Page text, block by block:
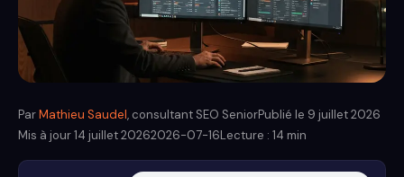
ParMathieu Saudel, consultant SEO SeniorPublié le 9 juillet 2026
Mis à jour 14 juillet 20262026-07-16Lecture : 14 min